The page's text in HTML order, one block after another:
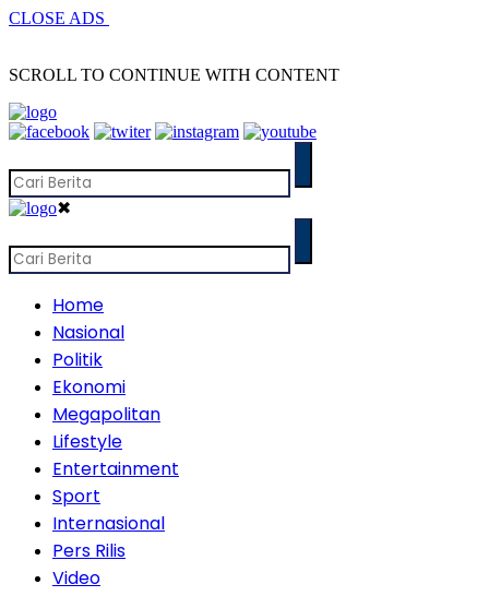
CLOSE ADS
SCROLL TO CONTINUE WITH CONTENT
✖
Home
Nasional
Politik
Ekonomi
Megapolitan
Lifestyle
Entertainment
Sport
Internasional
Pers Rilis
Video